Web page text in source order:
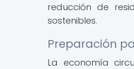
reducción de
sostenibles.
Preparación
La economía